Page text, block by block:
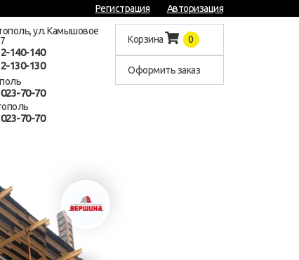
Регистрация Авторизация
ул. Камышовое
140-140
130-130
70-70
70-70
Корзина 0
Оформить заказ